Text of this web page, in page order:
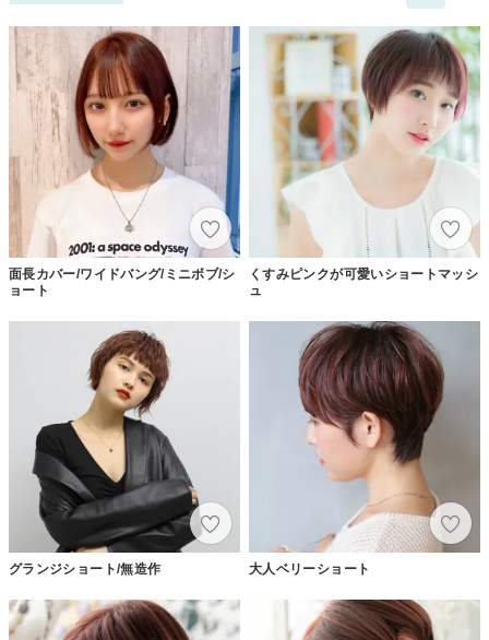
面長カバー/ワイドバング/ミニボブ/シ
ョート
くすみピンクが可愛いショートマッシ
ュ
グランジショート/無造作 大人ベリーショート